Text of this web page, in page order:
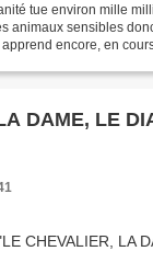
tue environ mille
animaux sensibles
encore, en
DAME, LE